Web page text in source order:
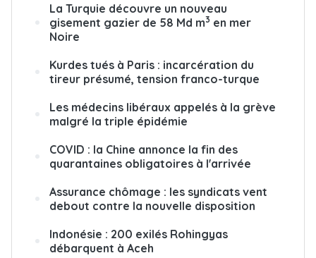
La Turquie découvre un nouveau
gisement gazier de 58 Md m3 en mer
Noire
Kurdes tués à Paris : incarcération du
tireur présumé, tension franco-turque
Les médecins libéraux appelés à la grève
malgré la triple épidémie
COVID : la Chine annonce la fin des
quarantaines obligatoires à l'arrivée
Assurance chômage : les syndicats vent
debout contre la nouvelle disposition
Indonésie : 200 exilés Rohingyas
débarquent à Aceh